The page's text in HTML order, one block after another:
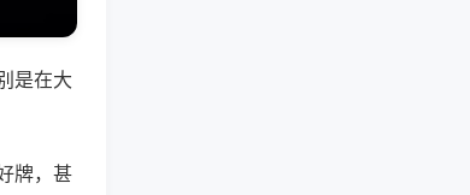
是在大
牌，甚